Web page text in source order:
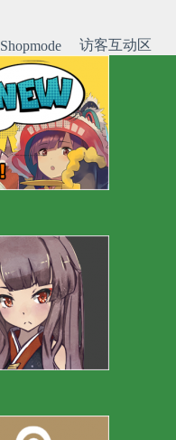
Shopmode 访客互动区